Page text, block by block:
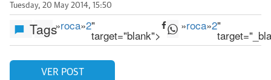
Tuesday, 20 May 2014, 15:50
Tags»roca»2"
target="blank">
»roca»2"
VER POST